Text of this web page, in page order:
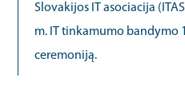
Slovakijos IT asociacija
m. IT tinkamumo
ceremoniją.